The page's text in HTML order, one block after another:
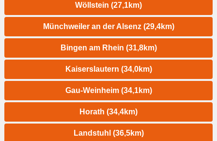
Wöllstein (27,1km)
Münchweiler an der Alsenz (29,4km)
Bingen am Rhein (31,8km)
Kaiserslautern (34,0km)
Gau-Weinheim (34,1km)
Horath (34,4km)
Landstuhl (36,5km)